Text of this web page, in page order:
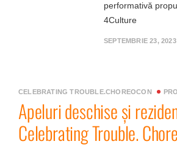
performativă
4Culture
SEPTEMBRIE 23, 2023
CELEBRATING TROUBLE.CHOREOCON
Apeluri deschise și
Celebrating Trouble.